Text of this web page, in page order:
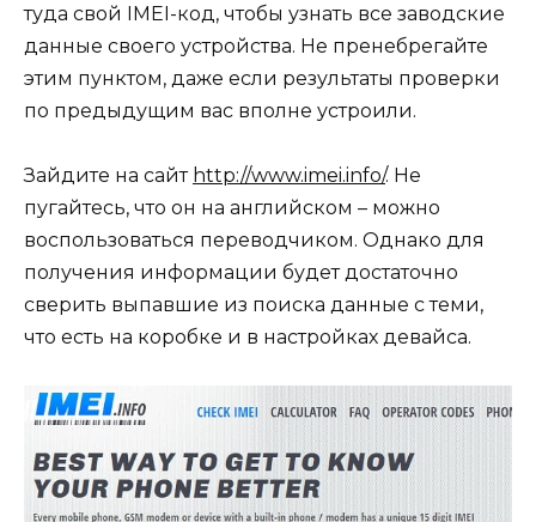
туда свой IMEI-код, чтобы узнать все заводские
данные своего устройства. Не пренебрегайте
этим пунктом, даже если результаты проверки
по предыдущим вас вполне устроили.
Зайдите на сайт http://www.imei.info/. Не
пугайтесь, что он на английском – можно
воспользоваться переводчиком. Однако для
получения информации будет достаточно
сверить выпавшие из поиска данные с теми,
что есть на коробке и в настройках девайса.